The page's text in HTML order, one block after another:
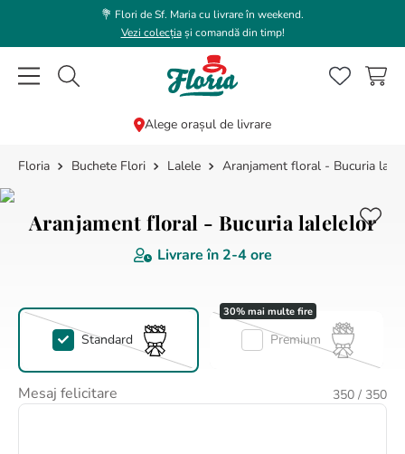
💐 Flori de Sf. Maria cu livrare în weekend.
Vezi colecțiași comandă din timp!
Caută flori, plante, cadouri...
Alege orașul de livrare
Buchete Flori Lalele Aranjament floral - Bucuria
Aranjament floral - Bucuria lalelelor
Livrare în 2-4 ore
Standard Premium
Mesaj felicitare 350 / 350
CĂUTĂRI POPULARE
trandafir
buchet lalele
hortensie
7 .
buchet trandafiri